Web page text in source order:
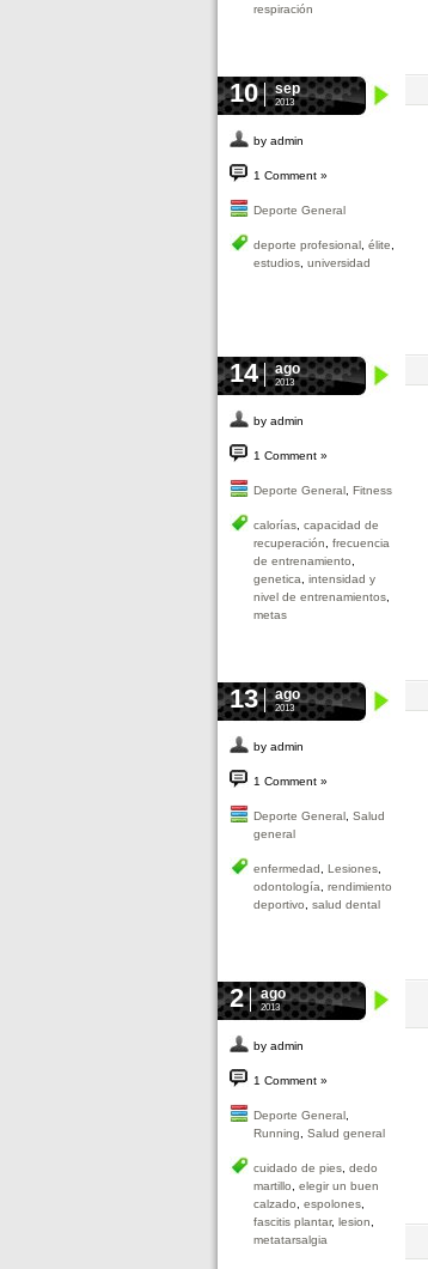
respiración
10 sep
2013
by admin
1 Comment »
Deporte General
deporte profesional élite
estudios universidad
14 ago
2013
by admin
1 Comment »
Deporte General, Fitness
calorías, capacidad de
recuperación, frecuencia
de entrenamiento,
genetica, intensidad y
nivel de entrenamientos,
metas
13 ago
2013
by admin
1 Comment »
Deporte General, Salud
general
enfermedad, Lesiones,
odontología, rendimiento
deportivo, salud dental
2 ago
2013
by admin
1 Comment »
Deporte General
Running
Salud general
cuidado de pies dedo
martillo
elegir un buen
calzado
espolones
fascitis plantar, lesion
metatarsalgia